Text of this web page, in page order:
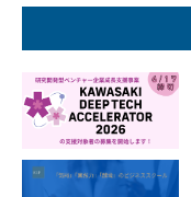
のあ
流
活
動